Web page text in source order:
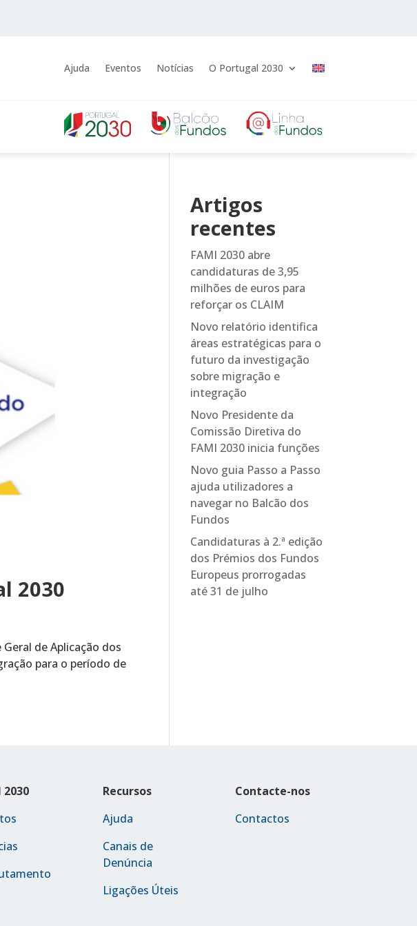
Ajuda Eventos Notícias O Portugal 2030
2030
de Aplicação dos
para o período de
Artigos
recentes
FAMI 2030 abre
candidaturas de 3,95
milhões de euros para
reforçar os CLAIM
Novo relatório identifica
áreas estratégicas para o
futuro da investigação
sobre migração e
integração
Novo Presidente da
Comissão Diretiva do
FAMI 2030 inicia funções
Novo guia Passo a Passo
ajuda utilizadores a
navegar no Balcão dos
Fundos
Candidaturas à 2.ª edição
dos Prémios dos Fundos
Europeus prorrogadas
até 31 de julho
2030
Recursos
Ajuda
Canais de
Denúncia
Ligações Úteis
Contacte-nos
Contactos